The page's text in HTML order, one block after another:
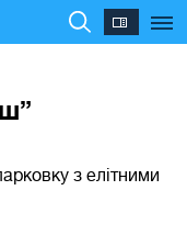
з елітними